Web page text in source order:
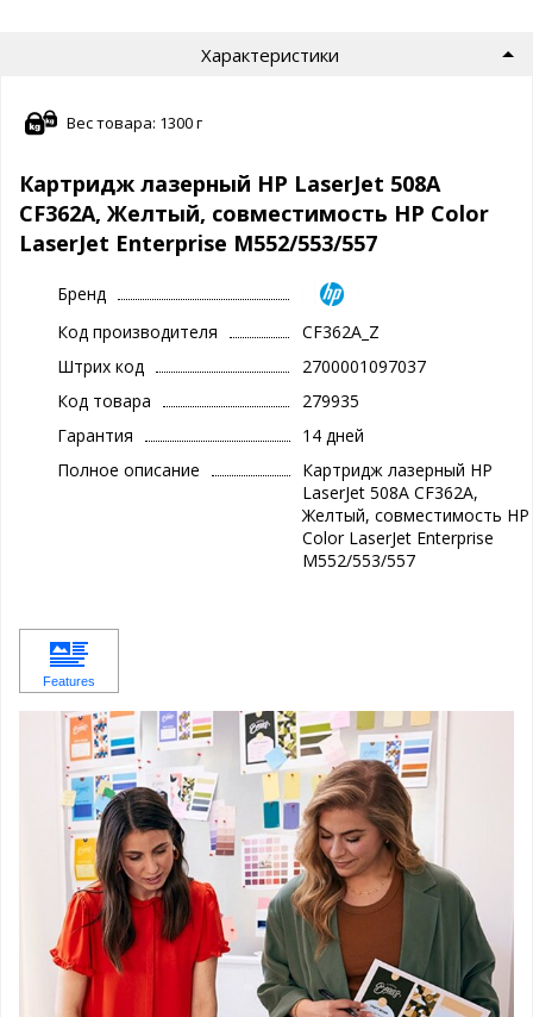
Характеристики
Вес товара: 1300 г
Картридж лазерный HP LaserJet 508A
CF362A, Желтый, совместимость HP Color
LaserJet Enterprise M552/553/557
Бренд
Код производителя
CF362A_Z
Штрих код
2700001097037
Код товара
279935
Гарантия
14 дней
Полное описание
Картридж лазерный HP
LaserJet 508A CF362A,
Желтый, совместимость HP
Color LaserJet Enterprise
M552/553/557